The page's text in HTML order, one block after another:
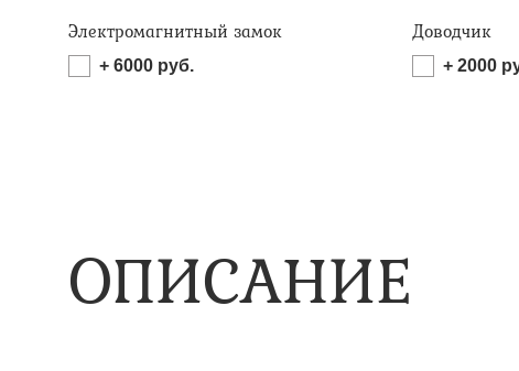
Электромагнитный замок
+ 6000 руб.
Доводчик
+ 2000
ОПИСАНИЕ